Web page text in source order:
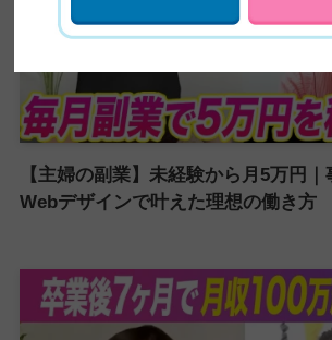
【主婦の副業】未経験から月5万円
Webデザインで叶えた理想の働き方